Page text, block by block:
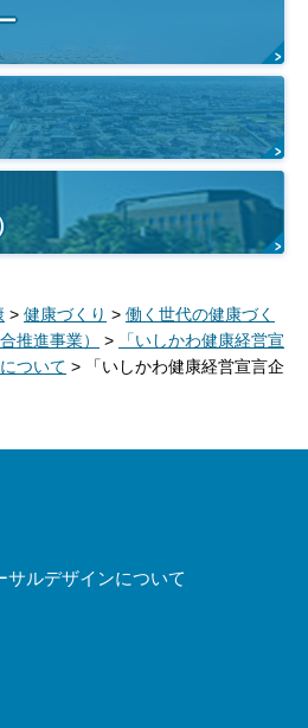
> 健康づくり > 働く世代の健康づく
推進事業）
>
「いしかわ健康経営宣
ついて > 「いしかわ健康経営宣言企
サルデザインについて